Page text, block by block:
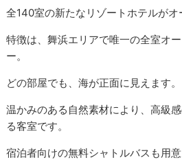
全140室の新たなリゾートホテルがオ
特徴は、舞浜エリアで唯一の全室オ
ー。
どの部屋でも、海が正面に見えます。
温かみのある自然素材により、高級
る客室です。
宿泊者向けの無料シャトルバスも用意